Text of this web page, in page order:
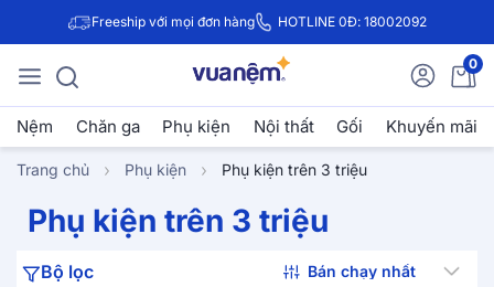
Freeship với mọi đơn hàng HOTLINE 0Đ: 18002092
0
Nệm Chăn ga Phụ kiện Nội thất Gối Khuyến mãi
Trang chủ Phụ kiện Phụ kiện trên 3 triệu
Phụ kiện trên 3 triệu
Bộ lọc